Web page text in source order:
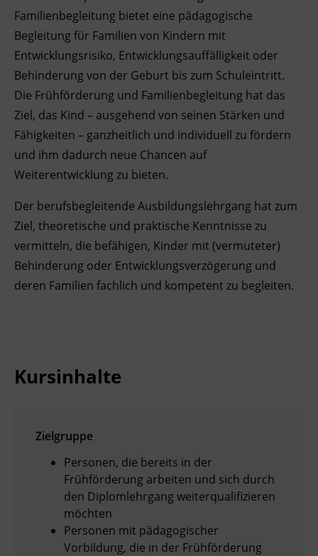
Ingenieurzertifizierung
Deutsch und Integration
Akademisches Studienzentrum
Digitales Lernen
BFI Schwaz
Familienbegleitung bietet eine pädagogische
Begleitung für Familien von Kindern mit
Entwicklungsrisiko, Entwicklungsauffälligkeit oder
Behinderung von der Geburt bis zum Schuleintritt.
Die Frühförderung und Familienbegleitung hat das
Ziel, das Kind – ausgehend von seinen Stärken und
Fähigkeiten – ganzheitlich und individuell zu fördern
und ihm dadurch neue Chancen auf
Weiterentwicklung zu bieten.
Der berufsbegleitende Ausbildungslehrgang hat zum
Ziel, theoretische und praktische Kenntnisse zu
vermitteln, die befähigen, Kinder mit (vermuteter)
Behinderung oder Entwicklungsverzögerung und
deren Familien fachlich und kompetent zu begleiten.
Kursinhalte
Zielgruppe
Personen, die bereits in der
Frühförderung arbeiten und sich durch
den Diplomlehrgang weiterqualifizieren
möchten
Personen mit pädagogischer
Vorbildung, die in der Frühförderung